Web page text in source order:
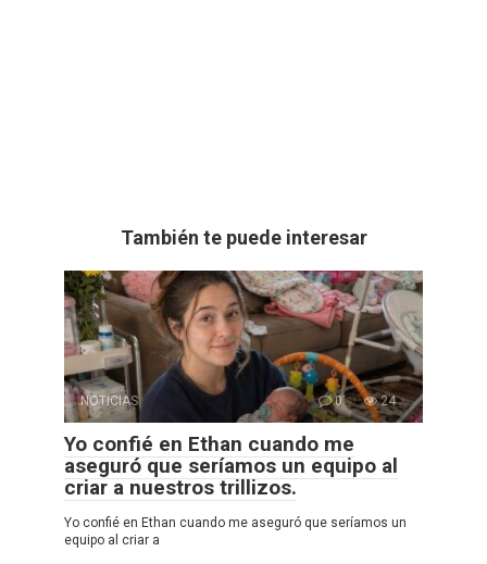
También te puede interesar
NOTICIAS 0 24
Yo confié en Ethan cuando me
aseguró que seríamos un equipo al
criar a nuestros trillizos.
Yo confié en Ethan cuando me aseguró que seríamos un
equipo al criar a